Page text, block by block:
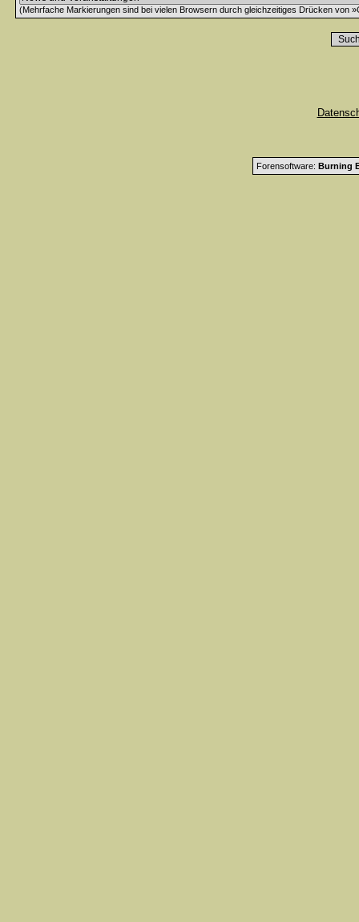
(Mehrfache Markierungen sind bei vielen Browsern durch gleichzeitiges Drücken von
Forensoftware: Burning